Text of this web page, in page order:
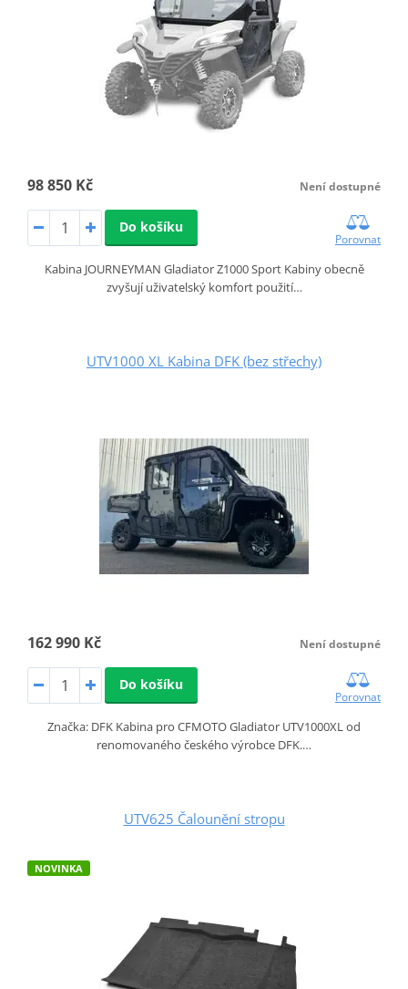
98 850 Kč Není dostupné
Do košíku
Porovnat
Kabina JOURNEYMAN Gladiator Z1000 Sport Kabiny obecně
zvyšují uživatelský komfort použití…
UTV1000 XL Kabina DFK (bez střechy)
162 990 Kč Není dostupné
Do košíku
Porovnat
Značka: DFK Kabina pro CFMOTO Gladiator UTV1000XL od
renomovaného českého výrobce DFK.…
UTV625 Čalounění stropu
NOVINKA